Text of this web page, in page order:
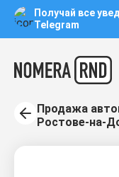
Получай все
Telegram
Продажа
Ростове-на-